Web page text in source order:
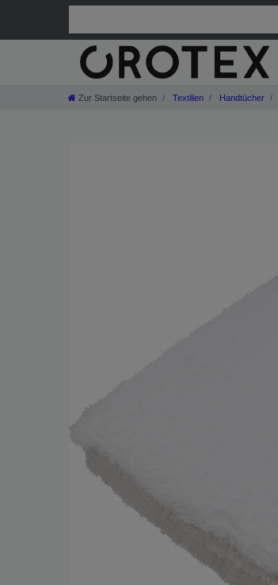
Zur Startseite gehen Textilien Handtücher